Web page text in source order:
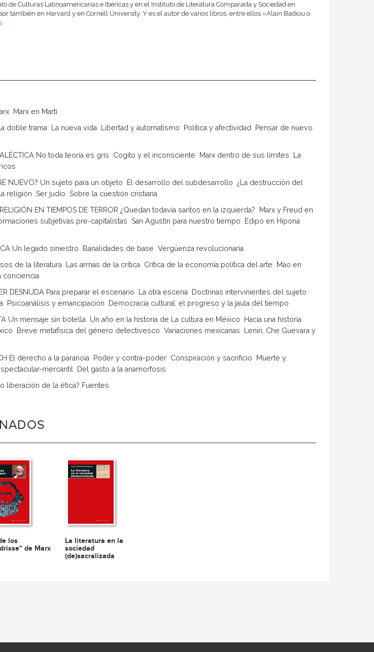
de Culturas Latinoamericanas e Ibéricas y en el Instituto de Literatura Comparada y Sociedad en
también en Harvard y en Cornell University. Y es el autor de varios libros, entre ellos «Alain Badiou o
 Marx en Martí
doble trama  La nueva vida  Libertad y automatismo  Política y afectividad  Pensar de nuevo
No toda teoría es gris  Cogito y el inconsciente  Marx dentro de sus límites  La
NUEVO? Un sujeto para un objeto  El desarrollo del subdesarrollo  ¿La destrucción del
religión  Ser judío  Sobre la cuestión cristiana
EN TIEMPOS DE TERROR ¿Quedan todavía santos en la izquierda?  Marx y Freud en
subjetivas pre-capitalistas  San Agustín para nuestro tiempo  Edipo en Hipona 
Un legado siniestro  Banalidades de base  Vergüenza revolucionaria
de la literatura  Las armas de la crítica  Crítica de la economía política del arte  Mao en
conciencia
DESNUDA Para preparar el escenario  La otra escena  Doctrinas intervinientes del sujeto 
 Psicoanálisis y emancipación  Democracia cultural: el progreso y la jaula del tiempo
Un mensaje sin botella  Un año en la historia de La cultura en México  Hacia una historia
 Breve metafísica del género detectivesco  Variaciones mexicanas  Lenin, Che Guevara y
El derecho a la paranoia  Poder y contra-poder  Conspiración y sacrificio  Muerte y
mercantil  Del gasto a la anamorfosis
liberación de la ética? Fuentes
los
de Marx
La literatura en la
sociedad
(de)sacralizada